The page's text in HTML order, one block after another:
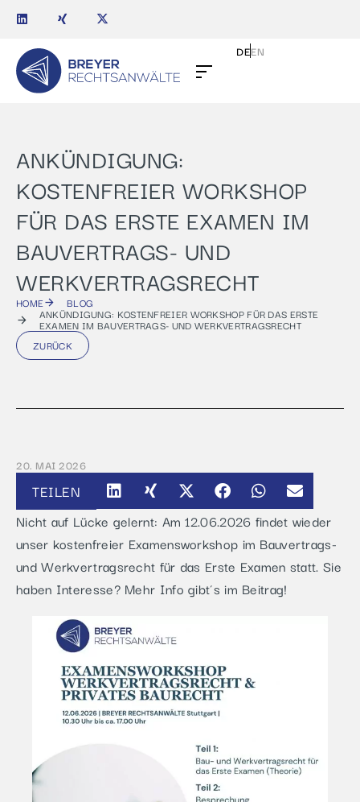
DEEN
ANKÜNDIGUNG:
KOSTENFREIER WORKSHOP
FÜR DAS ERSTE EXAMEN IM
BAUVERTRAGS- UND
WERKVERTRAGSRECHT
HOME BLOG
ANKÜNDIGUNG: KOSTENFREIER WORKSHOP FÜR DAS ERSTE
EXAMEN IM BAUVERTRAGS- UND WERKVERTRAGSRECHT
ZURÜCK
20. MAI 2026
TEILEN
Nicht auf Lücke gelernt: Am 12.06.2026 findet wieder
unser kostenfreier Examensworkshop im Bauvertrags-
und Werkvertragsrecht für das Erste Examen statt. Sie
haben Interesse? Mehr Info gibt´s im Beitrag!